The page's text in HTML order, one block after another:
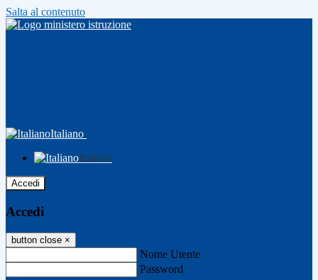
Salta al contenuto
Italiano
Italiano
Accedi
Accedi
button close ×
Nome Utente
Password